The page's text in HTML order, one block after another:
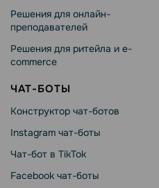
Решения для онлайн-
преподавателей
Решения для ритейла и e-
commerce
ЧАТ-БОТЫ
Конструктор чат-ботов
Instagram чат-боты
Чат-бот в TikTok
Facebook чат-боты